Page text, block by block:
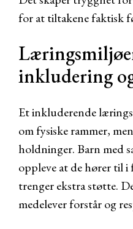
for at tiltakene faktisk
inkludering
Et inkluderende
om fysiske rammer,
holdninger. Barn med
oppleve at de hører til i
trenger ekstra støtte.
medelever forstår og